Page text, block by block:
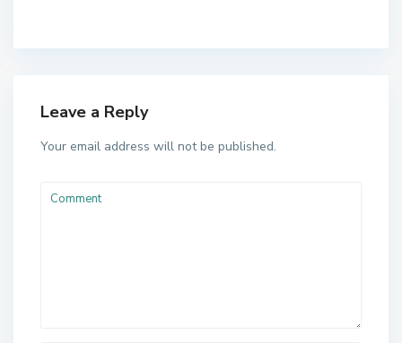
Leave a Reply
Your email address will not be published.